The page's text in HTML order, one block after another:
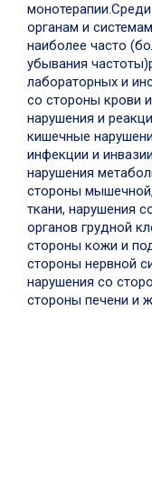
монотерапии.Среди
органам и
наиболее часто
убывания
лабораторных и
со стороны крови
нарушения и
кишечные
инфекции и
нарушения
стороны
ткани, нарушения
органов грудной
стороны кожи и
стороны нервной
нарушения со
стороны печени и